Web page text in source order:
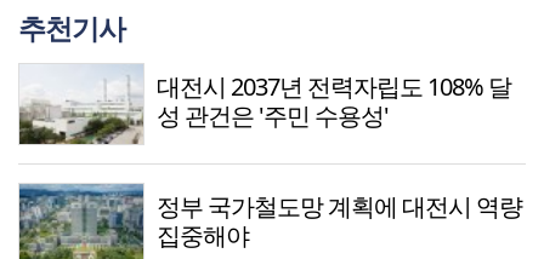
추천기사
대전시 2037년 전력자립도 108% 달
성 관건은 '주민 수용성'
정부 국가철도망 계획에 대전시 역량
집중해야